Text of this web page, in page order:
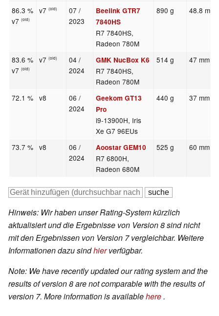
86.3 %
v7(old)
v7(old)
07 /
2023
Beelink GTR7
7840HS
R7 7840HS,
Radeon 780M
890 g 48.8 mm
83.6 %
v7(old)
v7(old)
04 /
2024
GMK NucBox K6
R7 7840HS,
Radeon 780M
514 g 47 mm
72.1 % v8
06 /
2024
Geekom GT13
Pro
i9-13900H, Iris
Xe G7 96EUs
440 g 37 mm
73.7 % v8
06 /
2024
Aoostar GEM10
R7 6800H,
Radeon 680M
525 g 60 mm
Hinweis: Wir haben unser Rating-System kürzlich
aktualisiert und die Ergebnisse von Version 8 sind nicht
mit den Ergebnissen von Version 7 vergleichbar. Weitere
Informationen dazu sindhierverfügbar.
Note: We have recently updated our rating system and the
results of version 8 are not comparable with the results of
version 7. More information is availablehere.